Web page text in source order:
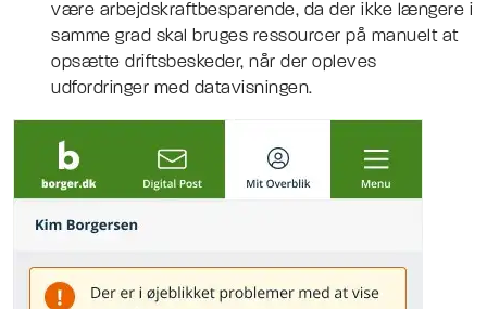
være arbejdskraftbesparende, da der ikke længere i
samme grad skal bruges ressourcer på manuelt at
opsætte driftsbeskeder, når der opleves
udfordringer med datavisningen.